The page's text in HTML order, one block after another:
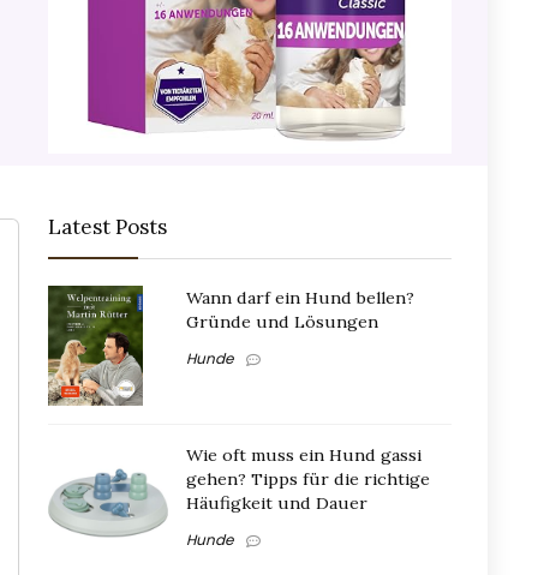
Latest Posts
Wann darf ein Hund bellen?
Gründe und Lösungen
Hunde
Wie oft muss ein Hund gassi
gehen? Tipps für die richtige
Häufigkeit und Dauer
Hunde